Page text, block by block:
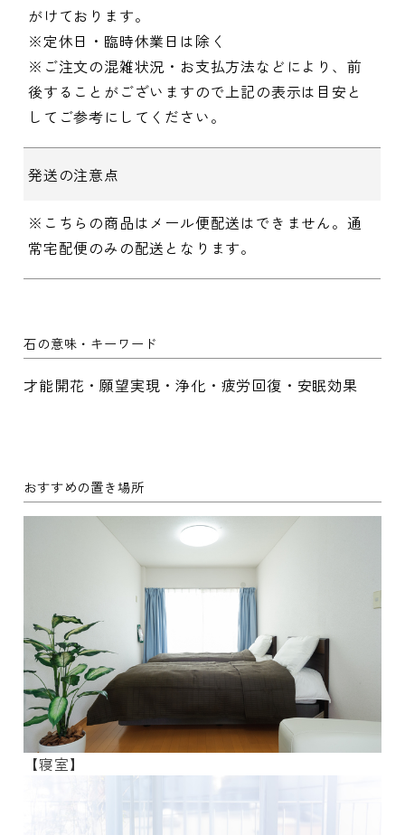
がけております。
※定休日・臨時休業日は除く
※ご注文の混雑状況・お支払方法などにより、前
後することがございますので上記の表示は目安と
してご参考にしてください。
発送の注意点
※こちらの商品はメール便配送はできません。通
常宅配便のみの配送となります。
石の意味・キーワード
才能開花・願望実現・浄化・疲労回復・安眠効果
おすすめの置き場所
【寝室】